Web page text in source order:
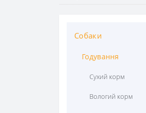
Собаки
Годування
Сухий корм
Вологий корм